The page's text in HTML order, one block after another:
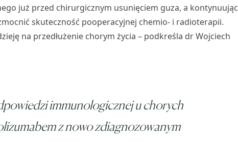
już przed chirurgicznym usunięciem guza, a kontynuując
skuteczność pooperacyjnej chemio- i radioterapii.
na przedłużenie chorym życia – podkreśla dr Wojciech
immunologicznej u chorych
z nowo zdiagnozowanym